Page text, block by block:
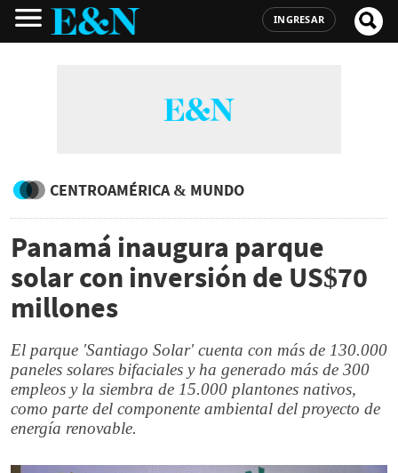
INGRESAR
CENTROAMÉRICA & MUNDO
Panamá inaugura parque
solar con inversión de US$70
millones
El parque 'Santiago Solar' cuenta con más de 130.000
paneles solares bifaciales y ha generado más de 300
empleos y la siembra de 15.000 plantones nativos,
como parte del componente ambiental del proyecto de
energía renovable.